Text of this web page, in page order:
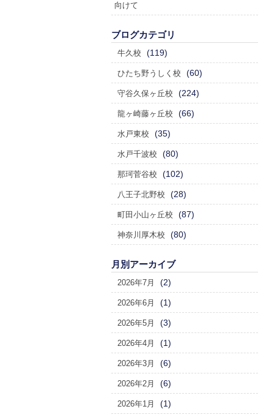
向けて
ブログカテゴリ
牛久校 (119)
ひたち野うしく校 (60)
守谷久保ヶ丘校 (224)
龍ヶ崎藤ヶ丘校 (66)
水戸東校 (35)
水戸千波校 (80)
那珂菅谷校 (102)
八王子北野校 (28)
町田小山ヶ丘校 (87)
神奈川厚木校 (80)
月別アーカイブ
2026年7月 (2)
2026年6月 (1)
2026年5月 (3)
2026年4月 (1)
2026年3月 (6)
2026年2月 (6)
2026年1月 (1)